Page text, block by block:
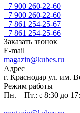
+7 900 260-22-60
+7 900 260-22-60
+7 861 254-25-67
+7 861 254-25-66
Заказать звонок
E-mail
magazin@kubes.ru
Адрес
г. Краснодар ул. им.
Режим работы
Пн. – Пт.: с 8:30 до